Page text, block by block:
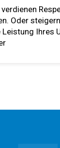
Oder
Ihres